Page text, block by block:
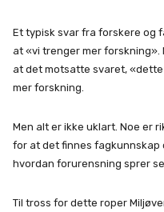
Et typisk svar fra forskere og
at «vi trenger mer
at det motsatte svaret,
mer forskning.
Men alt er ikke uklart. Noe er
for at det finnes fagkunnskap
hvordan forurensning sprer
Til tross for dette roper